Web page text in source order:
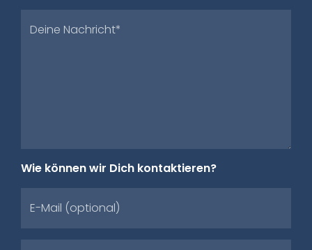
Deine Nachricht*
Wie können wir Dich kontaktieren?
E-Mail (optional)